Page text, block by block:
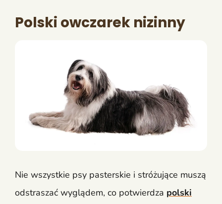
Polski owczarek nizinny
Nie wszystkie psy pasterskie i stróżujące muszą
odstraszać wyglądem, co potwierdza polski